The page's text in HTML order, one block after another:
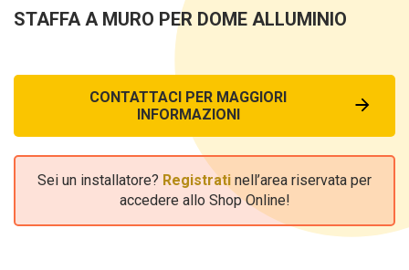
STAFFA A MURO PER DOME ALLUMINIO
CONTATTACI PER MAGGIORI
INFORMAZIONI
Sei un installatore? Registrati nell’area riservata per
accedere allo Shop Online!